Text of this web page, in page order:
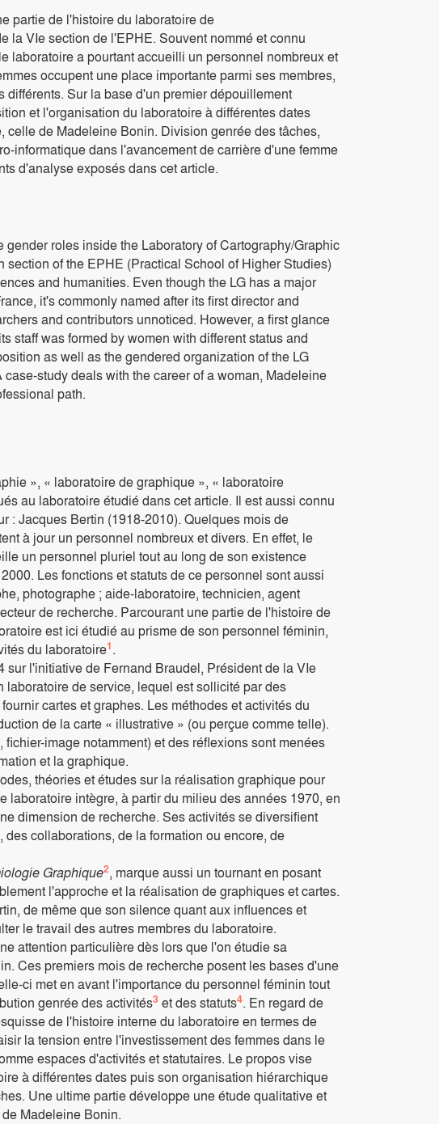
partie de l'histoire du laboratoire de
la VIe section de l'EPHE. Souvent nommé et connu
laboratoire a pourtant accueilli un personnel nombreux et
occupent une place importante parmi ses membres,
Sur la base d'un premier dépouillement
et l'organisation du laboratoire à différentes dates
de Madeleine Bonin. Division genrée des tâches,
informatique dans l'avancement de carrière d'une femme
d'analyse exposés dans cet article.
roles inside the Laboratory of Cartography/Graphic
section of the EPHE (Practical School of Higher Studies)
and humanities. Even though the LG has a major
it's commonly named after its first director and
and contributors unnoticed. However, a first glance
staff was formed by women with different status and
as well as the gendered organization of the LG
study deals with the career of a woman, Madeleine
path.
», « laboratoire de graphique », « laboratoire
au laboratoire étudié dans cet article. Il est aussi connu
: Jacques Bertin (1918-2010). Quelques mois de
à jour un personnel nombreux et divers. En effet, le
un personnel pluriel tout au long de son existence
Les fonctions et statuts de ce personnel sont aussi
photographe ; aide-laboratoire, technicien, agent
de recherche. Parcourant une partie de l'histoire de
est ici étudié au prisme de son personnel féminin,
du laboratoire1.
l'initiative de Fernand Braudel, Président de la VIe
de service, lequel est sollicité par des
cartes et graphes. Les méthodes et activités du
de la carte « illustrative » (ou perçue comme telle).
image notamment) et des réflexions sont menées
et la graphique.
théories et études sur la réalisation graphique pour
laboratoire intègre, à partir du milieu des années 1970, en
dimension de recherche. Ses activités se diversifient
collaborations, de la formation ou encore, de
Graphique2, marque aussi un tournant en posant
l'approche et la réalisation de graphiques et cartes.
de même que son silence quant aux influences et
le travail des autres membres du laboratoire.
attention particulière dès lors que l'on étudie sa
Ces premiers mois de recherche posent les bases d'une
ci met en avant l'importance du personnel féminin tout
genrée des activités3 et des statuts4. En regard de
de l'histoire interne du laboratoire en termes de
la tension entre l'investissement des femmes dans le
espaces d'activités et statutaires. Le propos vise
à différentes dates puis son organisation hiérarchique
Une ultime partie développe une étude qualitative et
Madeleine Bonin.